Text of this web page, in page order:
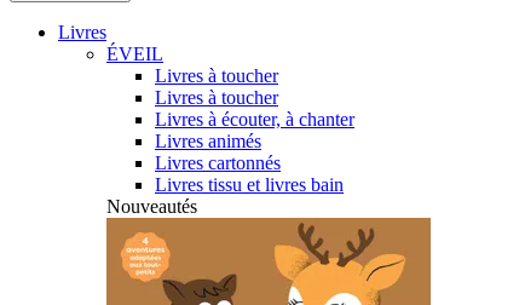
Livres
ÉVEIL
Livres à toucher
Livres à toucher
Livres à écouter, à chanter
Livres animés
Livres cartonnés
Livres tissu et livres bain
Nouveautés